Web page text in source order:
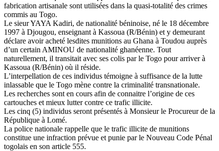
fabrication artisanale sont utilisées dans la quasi-totalité des crimes
commis au Togo.
Le sieur YAYA Kadiri, de nationalité béninoise, né le 18 décembre
1997 à Djougou, enseignant à Kassoua (R/Bénin) et y demeurant
déclare avoir acheté lesdites munitions au Ghana à Toudou auprès
d’un certain AMINOU de nationalité ghanéenne. Tout
naturellement, il transitait avec ses colis par le Togo pour arriver à
Kassoua (R/Bénin) où il réside.
L’interpellation de ces individus témoigne à suffisance de la lutte
inlassable que le Togo mène contre la criminalité transnationale.
Les recherches sont en cours afin de connaitre l’origine de ces
cartouches et mieux lutter contre ce trafic illicite.
Les cinq (5) individus seront présentés à Monsieur le Procureur de la
République à Lomé.
La police nationale rappelle que le trafic illicite de munitions
constitue une infraction prévue et punie par le Nouveau Code Pénal
togolais en son article 555.